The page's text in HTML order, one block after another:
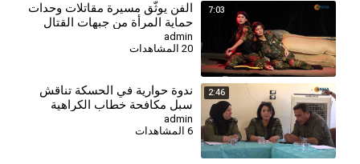
7:03
⁣الفن يوثّق مسيرة مقاتلات وحدات
حماية المرأة من جبهات القتال
إلى خشبة المسرح
admin
20 المشاهدات
2:46
ندوة حوارية في الحسكة تناقش
سبل مكافحة خطاب الكراهية
وتعزيز العيش المشترك
admin
6 المشاهدات